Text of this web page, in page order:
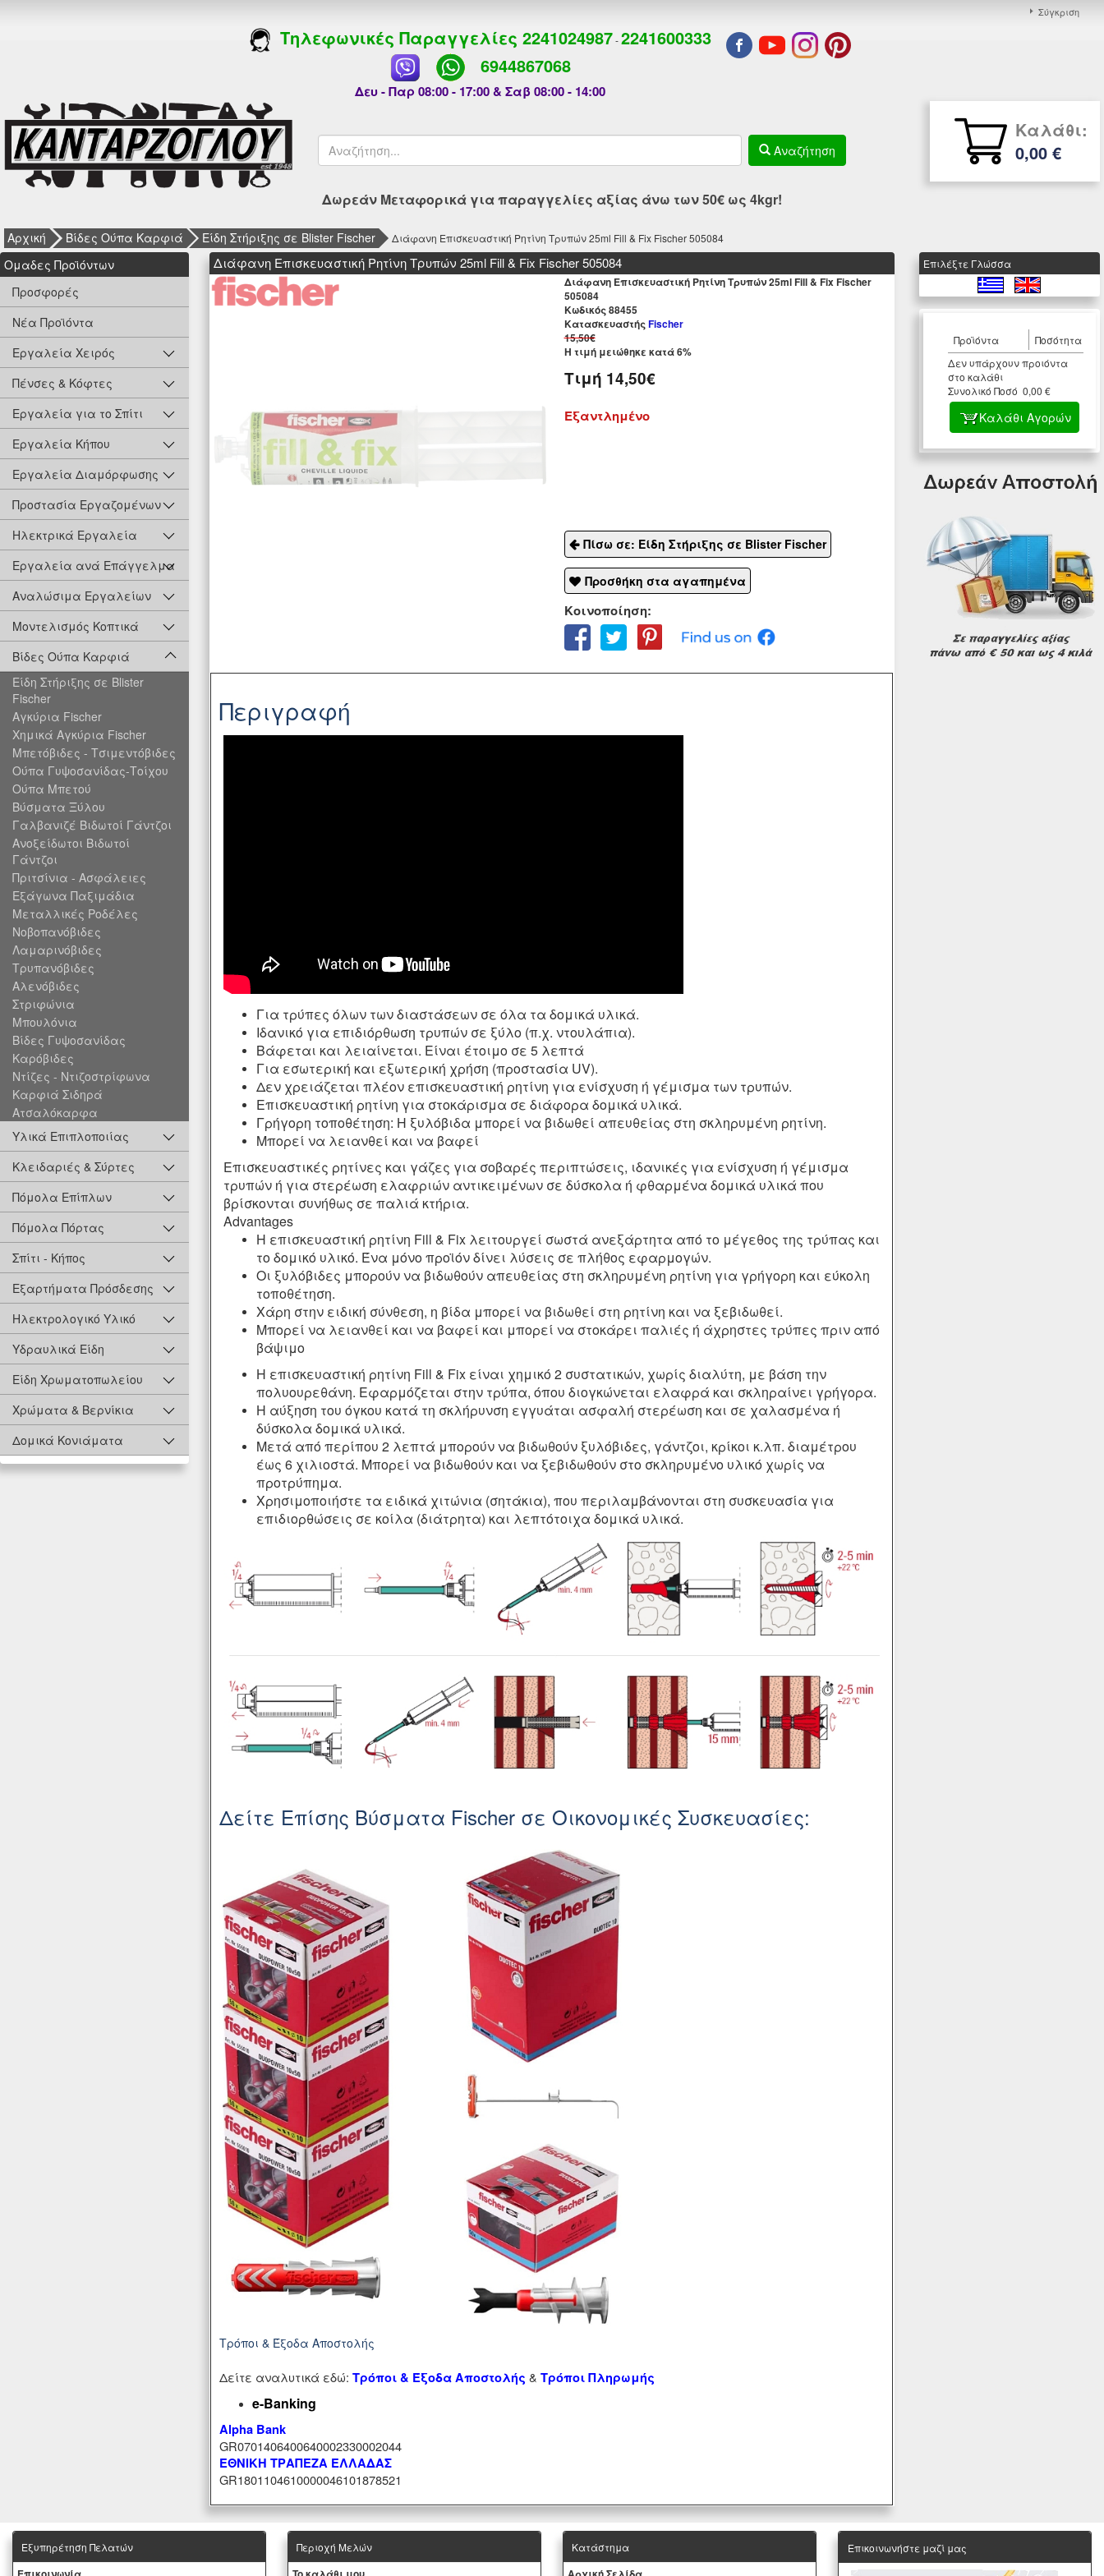
Σύγκριση
Τηλεφωνικές Παραγγελίες 2241024987-2241600333
6944867068
Δευ - Παρ 08:00 - 17:00 & Σαβ 08:00 - 14:00
Αναζήτηση
Καλάθι:
0,00 €
Δωρεάν Μεταφορικά για παραγγελίες αξίας άνω των 50€ ως 4kgr!
Αρχική Βίδες Ούπα Καρφιά Είδη Στήριξης σε Blister Fischer Διάφανη Επισκευαστική Ρητίνη Τρυπών 25ml Fill & Fix Fischer 505084
Oμαδες Προϊόντων
Προσφορές
Νέα Προϊόντα
Εργαλεία Χειρός
Πένσες & Κόφτες
Εργαλεία για το Σπίτι
Εργαλεία Κήπου
Εργαλεία Διαμόρφωσης
Προστασία Εργαζομένων
Ηλεκτρικά Εργαλεία
Εργαλεία ανά Επάγγελμα
Αναλώσιμα Εργαλείων
Μοντελισμός Κοπτικά
Βίδες Ούπα Καρφιά
Είδη Στήριξης σε Blister
Fischer
Αγκύρια Fischer
Χημικά Αγκύρια Fischer
Μπετόβιδες - Τσιμεντόβιδες
Ούπα Γυψοσανίδας-Τοίχου
Ούπα Μπετού
Βύσματα Ξύλου
Γαλβανιζέ Βιδωτοί Γάντζοι
Ανοξείδωτοι Βιδωτοί
Γάντζοι
Πριτσίνια - Ασφάλειες
Εξάγωνα Παξιμάδια
Μεταλλικές Ροδέλες
Νοβοπανόβιδες
Λαμαρινόβιδες
Τρυπανόβιδες
Αλενόβιδες
Στριφώνια
Μπουλόνια
Βίδες Γυψοσανίδας
Καρόβιδες
Ντίζες - Ντιζοστρίφωνα
Καρφιά Σιδηρά
Ατσαλόκαρφα
Υλικά Επιπλοποιίας
Κλειδαριές & Σύρτες
Πόμολα Επίπλων
Πόμολα Πόρτας
Σπίτι - Κήπος
Εξαρτήματα Πρόσδεσης
Ηλεκτρολογικό Υλικό
Υδραυλικά Είδη
Είδη Χρωματοπωλείου
Χρώματα & Βερνίκια
Δομικά Κονιάματα
Διάφανη Επισκευαστική Ρητίνη Τρυπών 25ml Fill & Fix Fischer 505084
Διάφανη Επισκευαστική Ρητίνη Τρυπών 25ml Fill & Fix Fischer
505084
Kωδικός 88455
ΚατασκευαστήςFischer
15,50€
Η τιμή μειώθηκε κατά 6%
Τιμή 14,50€
Εξαντλημένο
Πίσω σε: Είδη Στήριξης σε Blister Fischer
Προσθήκη στα αγαπημένα
Κοινοποίηση:
Περιγραφή
Για τρύπες όλων των διαστάσεων σε όλα τα δομικά υλικά.
Ιδανικό για επιδιόρθωση τρυπών σε ξύλο (π.χ. ντουλάπια).
Βάφεται και λειαίνεται. Είναι έτοιμο σε 5 λεπτά
Για εσωτερική και εξωτερική χρήση (προστασία UV).
Δεν χρειάζεται πλέον επισκευαστική ρητίνη για ενίσχυση ή γέμισμα των τρυπών.
Επισκευαστική ρητίνη για στοκάρισμα σε διάφορα δομικά υλικά.
Γρήγορη τοποθέτηση: Η ξυλόβιδα μπορεί να βιδωθεί απευθείας στη σκληρυμένη ρητίνη.
Μπορεί να λειανθεί και να βαφεί
Επισκευαστικές ρητίνες και γάζες για σοβαρές περιπτώσεις, ιδανικές για ενίσχυση ή γέμισμα
τρυπών ή για στερέωση ελαφριών αντικειμένων σε δύσκολα ή φθαρμένα δομικά υλικά που
βρίσκονται συνήθως σε παλιά κτήρια.
Advantages
Η επισκευαστική ρητίνη Fill & Fix λειτουργεί σωστά ανεξάρτητα από το μέγεθος της τρύπας και
το δομικό υλικό. Ένα μόνο προϊόν δίνει λύσεις σε πλήθος εφαρμογών.
Οι ξυλόβιδες μπορούν να βιδωθούν απευθείας στη σκληρυμένη ρητίνη για γρήγορη και εύκολη
τοποθέτηση.
Χάρη στην ειδική σύνθεση, η βίδα μπορεί να βιδωθεί στη ρητίνη και να ξεβιδωθεί.
Μπορεί να λειανθεί και να βαφεί και μπορεί να στοκάρει παλιές ή άχρηστες τρύπες πριν από
βάψιμο
Η επισκευαστική ρητίνη Fill & Fix είναι χημικό 2 συστατικών, χωρίς διαλύτη, με βάση την
πολυουρεθάνη. Εφαρμόζεται στην τρύπα, όπου διογκώνεται ελαφρά και σκληραίνει γρήγορα.
Η αύξηση του όγκου κατά τη σκλήρυνση εγγυάται ασφαλή στερέωση και σε χαλασμένα ή
δύσκολα δομικά υλικά.
Μετά από περίπου 2 λεπτά μπορούν να βιδωθούν ξυλόβιδες, γάντζοι, κρίκοι κ.λπ. διαμέτρου
έως 6 χιλιοστά. Μπορεί να βιδωθούν και να ξεβιδωθούν στο σκληρυμένο υλικό χωρίς να
προτρύπημα.
Χρησιμοποιήστε τα ειδικά χιτώνια (σητάκια), που περιλαμβάνονται στη συσκευασία για
επιδιορθώσεις σε κοίλα (διάτρητα) και λεπτότοιχα δομικά υλικά.
Δείτε Επίσης Βύσματα Fischer σε Οικονομικές Συσκευασίες:
Τρόποι & Έξοδα Αποστολής
Δείτε αναλυτικά εδώ:Τρόποι & Έξοδα Αποστολής &Τρόποι Πληρωμής
e-Banking
Alpha Bank
GR0701406400640002330002044
ΕΘΝΙΚΗ ΤΡΑΠΕΖΑ ΕΛΛΑΔΑΣ
GR1801104610000046101878521
Eπιλέξτε Γλώσσα
Προϊόντα
Ποσότητα
Δεν υπάρχουν προιόντα
στο καλάθι
Συνολικό Ποσό 0,00 €
Καλάθι Αγορών
Εξυπηρέτηση Πελατών Περιοχή Mελών Κατάστημα Επικοινωνήστε μαζί μας